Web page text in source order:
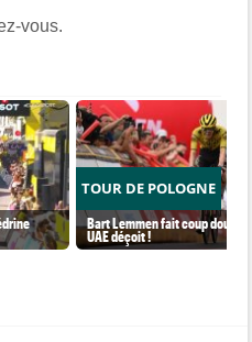
vous.
TOUR DE POLOGNE
Bart Lemmen fait coup double
UAE déçoit !